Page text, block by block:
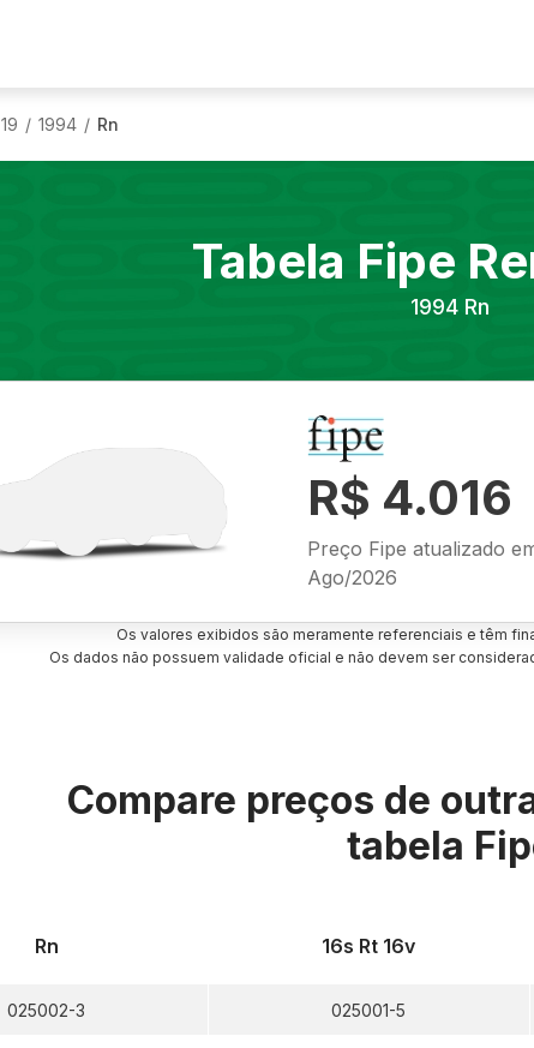
19 / 1994 / Rn
Tabela Fipe
1994 Rn
R$ 4.016
Preço Fipe atualizado
Ago/2026
Os valores exibidos são meramente referenciais e têm
Os dados não possuem validade oficial e não devem ser
Compare preços de
tabela
Rn
025002-3
16s Rt 16v
025001-5